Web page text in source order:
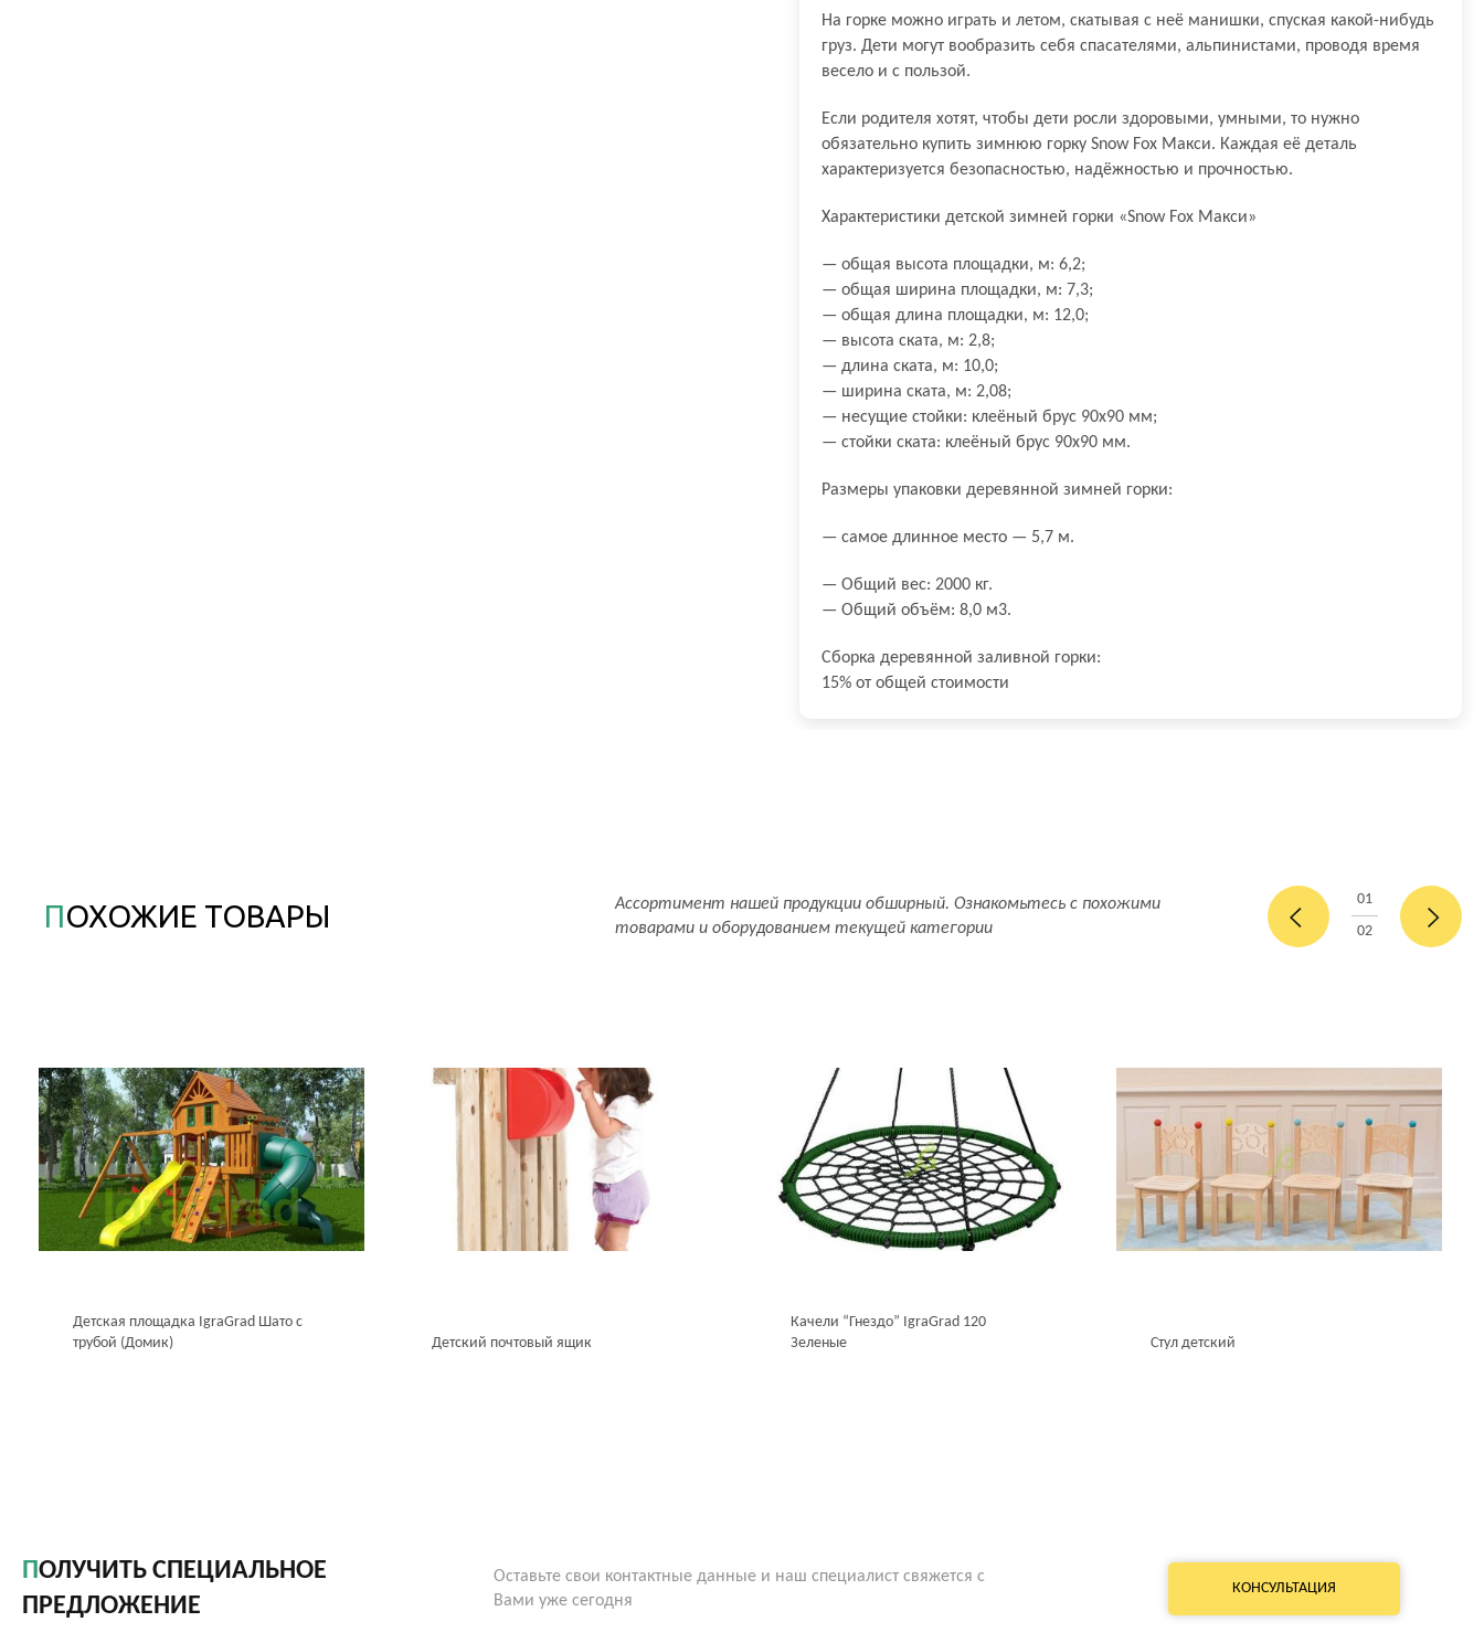
На горке можно играть и летом, скатывая с неё манишки, спуская какой-нибудь
груз. Дети могут вообразить себя спасателями, альпинистами, проводя время
весело и с пользой.
Если родителя хотят, чтобы дети росли здоровыми, умными, то нужно
обязательно купить зимнюю горку Snow Fox Макси. Каждая её деталь
характеризуется безопасностью, надёжностью и прочностью.
Характеристики детской зимней горки «Snow Fox Макси»
— общая высота площадки, м: 6,2;
— общая ширина площадки, м: 7,3;
— общая длина площадки, м: 12,0;
— высота ската, м: 2,8;
— длина ската, м: 10,0;
— ширина ската, м: 2,08;
— несущие стойки: клеёный брус 90х90 мм;
— стойки ската: клеёный брус 90х90 мм.
Размеры упаковки деревянной зимней горки:
— самое длинное место — 5,7 м.
— Общий вес: 2000 кг.
— Общий объём: 8,0 м3.
Сборка деревянной заливной горки:
15% от общей стоимости
ПОХОЖИЕ ТОВАРЫ
Ассортимент нашей продукции обширный. Ознакомьтесь с похожими
товарами и оборудованием текущей категории
01
02
Детская площадка IgraGrad Шато с
трубой (Домик)
Детский почтовый ящик
Качели “Гнездо” IgraGrad 120
Зеленые
Стул детский
ПОЛУЧИТЬ СПЕЦИАЛЬНОЕ
ПРЕДЛОЖЕНИЕ
Оставьте свои контактные данные и наш специалист свяжется с
Вами уже сегодня
КОНСУЛЬТАЦИЯ